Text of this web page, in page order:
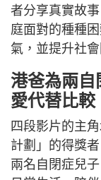
者分享真實故
庭面對的種種
氣，並提升社會
港爸為兩自
愛代替比較
四段影片的主
計劃」的得獎
兩名自閉症兒